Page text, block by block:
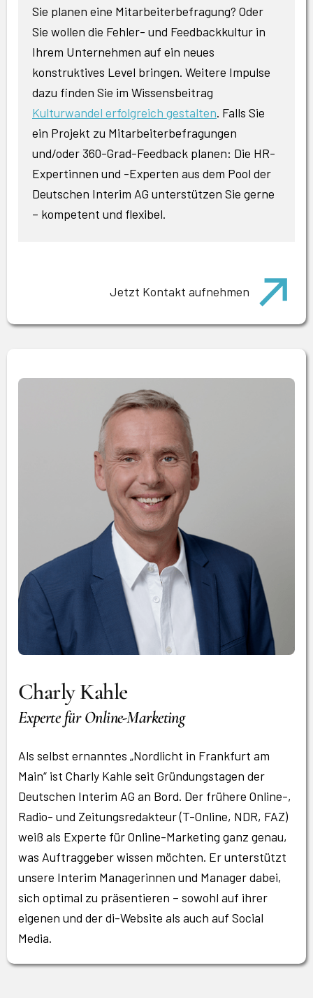
Sie planen eine Mitarbeiterbefragung? Oder
Sie wollen die Fehler- und Feedbackkultur in
Ihrem Unternehmen auf ein neues
konstruktives Level bringen. Weitere Impulse
dazu finden Sie im Wissensbeitrag
Kulturwandel erfolgreich gestalten. Falls Sie
ein Projekt zu Mitarbeiterbefragungen
und/oder 360-Grad-Feedback planen: Die HR-
Expertinnen und -Experten aus dem Pool der
Deutschen Interim AG unterstützen Sie gerne
– kompetent und flexibel.
Jetzt Kontakt aufnehmen
Charly Kahle
Experte für Online-Marketing
Als selbst ernanntes „Nordlicht in Frankfurt am
Main“ ist Charly Kahle seit Gründungstagen der
Deutschen Interim AG an Bord. Der frühere Online-,
Radio- und Zeitungsredakteur (T-Online, NDR, FAZ)
weiß als Experte für Online-Marketing ganz genau,
was Auftraggeber wissen möchten. Er unterstützt
unsere Interim Managerinnen und Manager dabei,
sich optimal zu präsentieren – sowohl auf ihrer
eigenen und der di-Website als auch auf Social
Media.